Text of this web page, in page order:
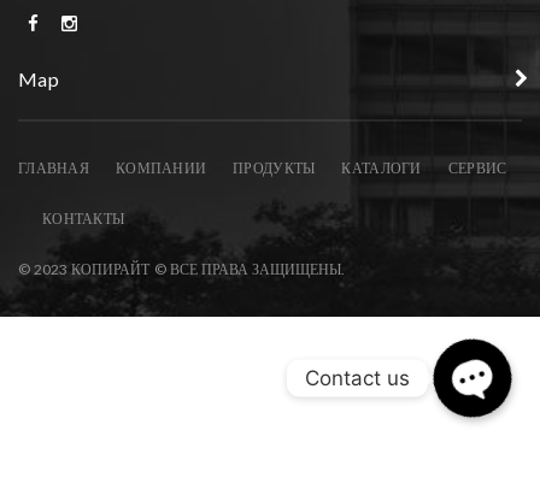
Map
ГЛАВНАЯ КОМПАНИИ ПРОДУКТЫ КАТАЛОГИ СЕРВИС
КОНТАКТЫ
© 2023 КОПИРАЙТ © ВСЕ ПРАВА ЗАЩИЩЕНЫ.
Contact us
O
p
e
n
c
h
a
t